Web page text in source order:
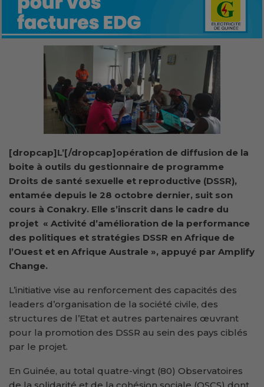
[dropcap]L’[/dropcap]opération de diffusion de la
boite à outils du gestionnaire de programme
Droits de santé sexuelle et reproductive (DSSR),
entamée depuis le 28 octobre dernier, suit son
cours à Conakry. Elle s’inscrit dans le cadre du
projet « Activité d’amélioration de la performance
des politiques et stratégies DSSR en Afrique de
l’Ouest et en Afrique Australe », appuyé par Amplify
Change.
L’initiative vise au renforcement des capacités des
leaders d’organisation de la société civile, des
structures de l’Etat et autres partenaires œuvrant
pour la promotion des DSSR au sein des pays ciblés
par le projet.
En Guinée, au total quatre-vingt (80) Observatoires